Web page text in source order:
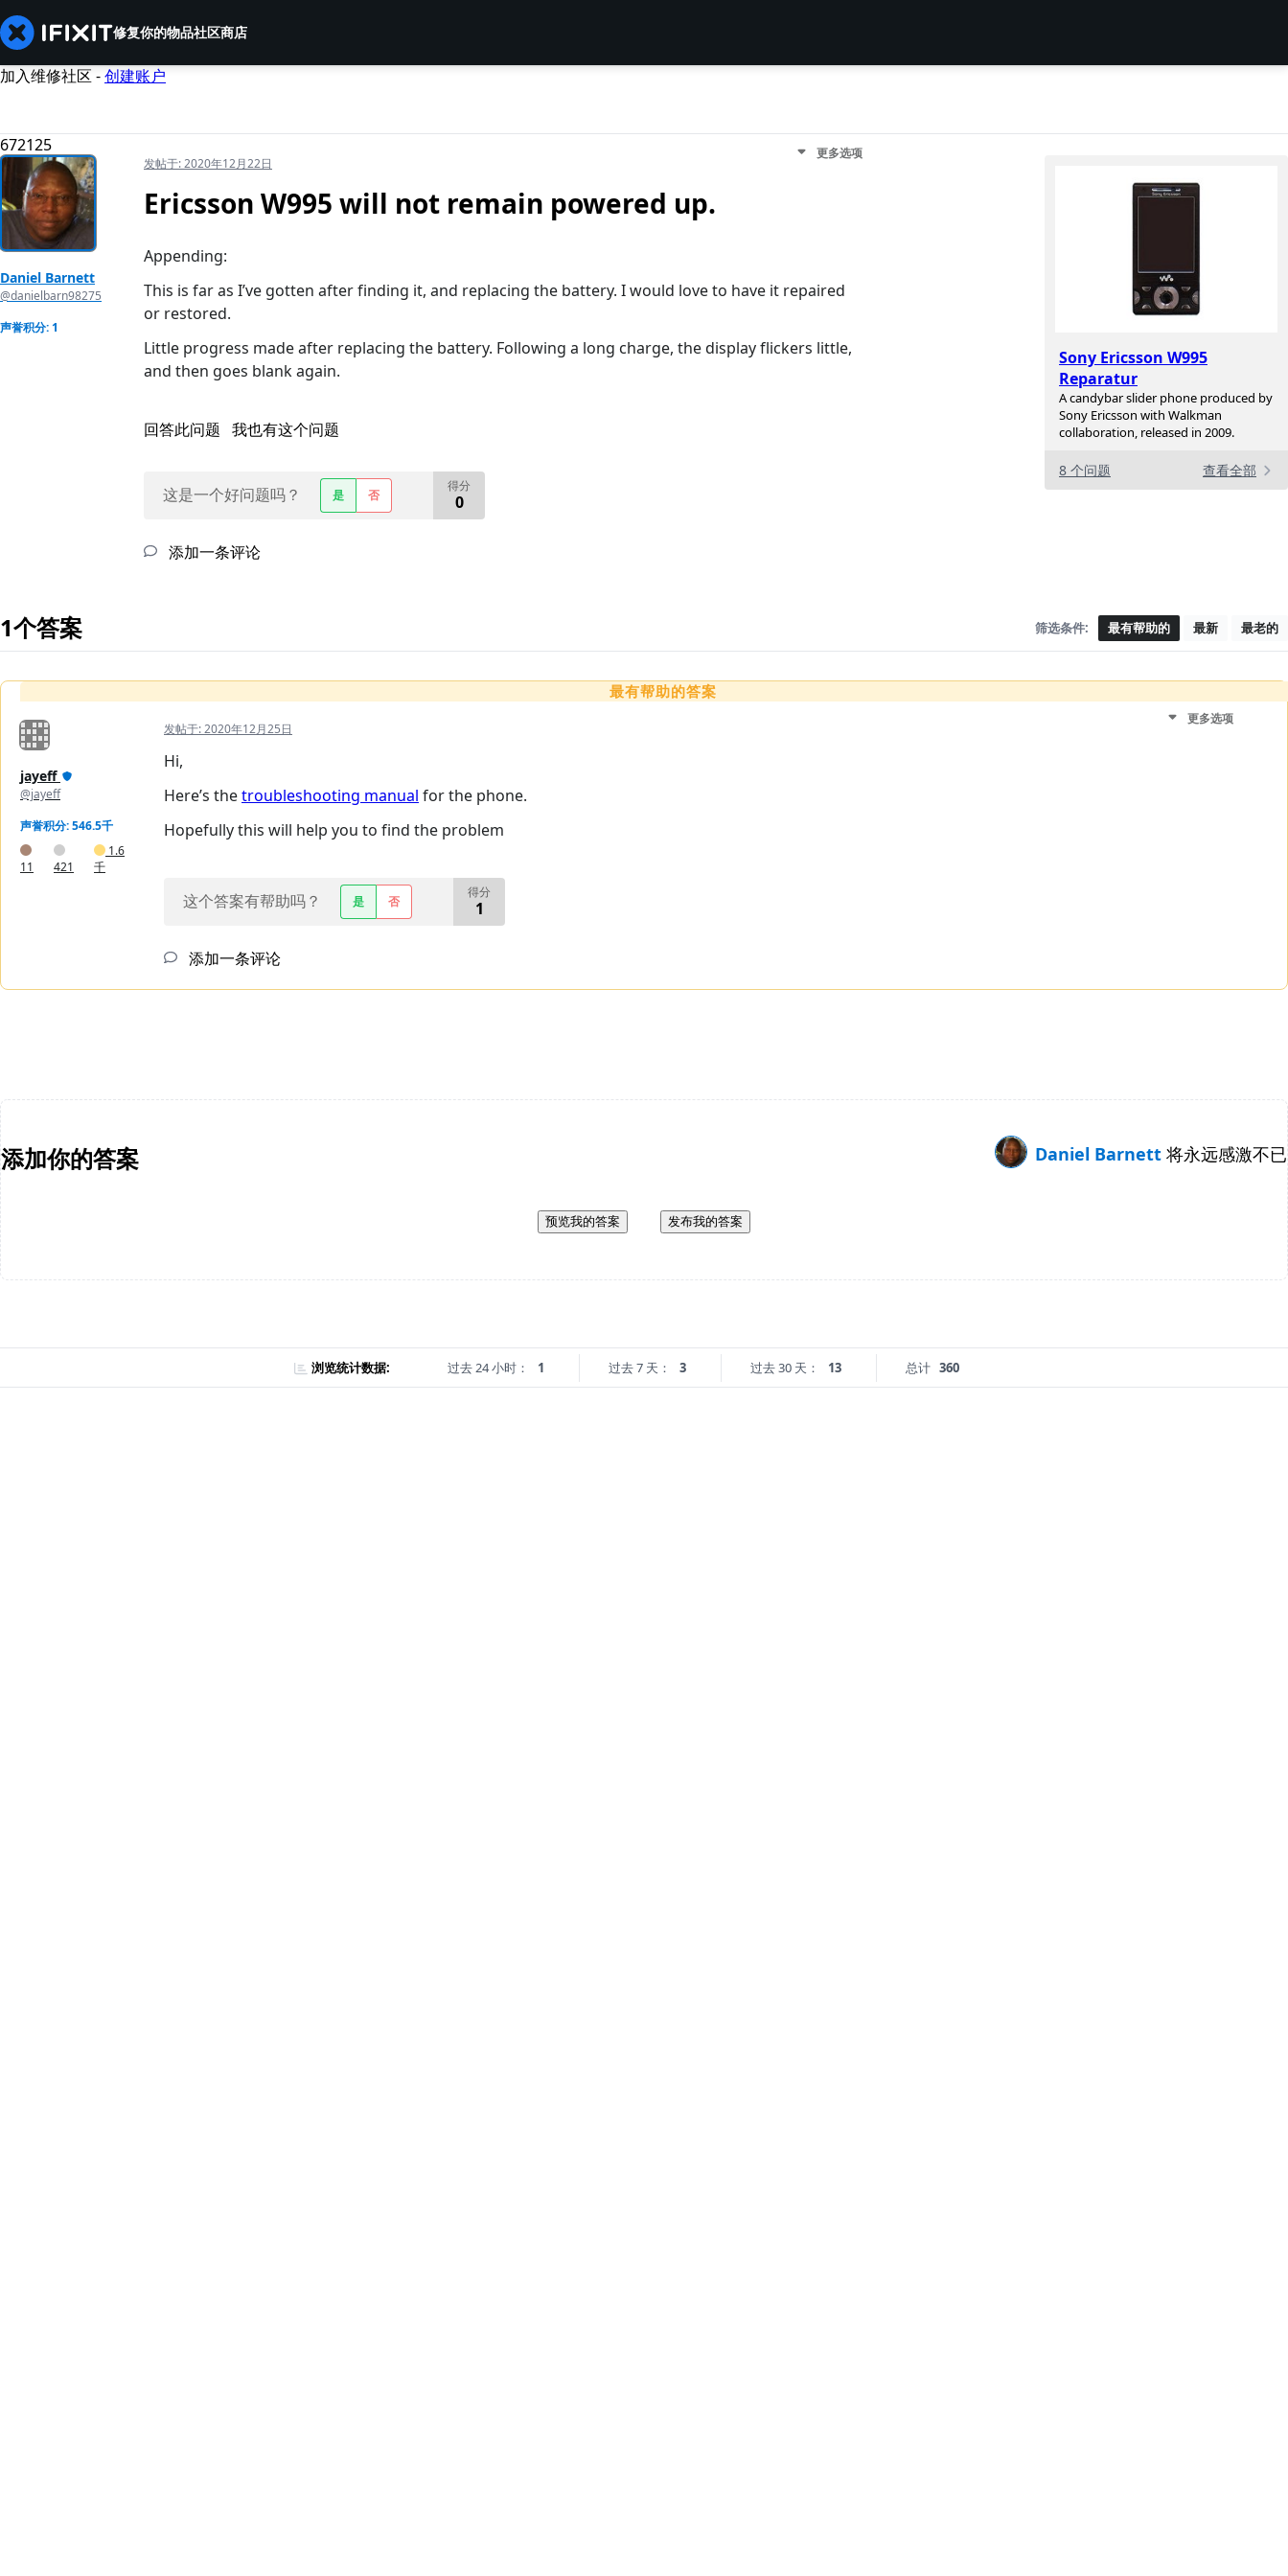
修复你的物品社区商店
加入维修社区 -创建账户
672125
Sony Ericsson W995
Reparatur
A candybar slider phone produced by
Sony Ericsson with Walkman
collaboration, released in 2009.
8 个问题 查看全部
Daniel Barnett
@danielbarn98275
声誉积分: 1
发帖于:2020年12月22日
更多选项
Ericsson W995 will not remain powered up.
Appending:
This is far as I’ve gotten after finding it, and replacing the battery. I would love to have it repaired
or restored.
Little progress made after replacing the battery. Following a long charge, the display flickers little,
and then goes blank again.
回答此问题 我也有这个问题
这是一个好问题吗？ 是 否
得分
0
添加一条评论
1个答案 筛选条件: 最有帮助的 最新 最老的
最有帮助的答案
jayeff
@jayeff
声誉积分: 546.5千
11 421
1.6
千
发帖于:2020年12月25日
更多选项
Hi,
Here’s thetroubleshooting manual for the phone.
Hopefully this will help you to find the problem
这个答案有帮助吗？ 是 否
得分
1
添加一条评论
添加你的答案 Daniel Barnett 将永远感激不已
预览我的答案 发布我的答案
浏览统计数据: 过去 24 小时： 1 过去 7 天： 3 过去 30 天： 13 总计 360